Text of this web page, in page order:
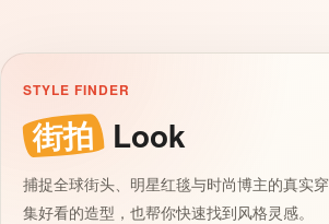
STYLE FINDER
街拍 Look
捕捉全球街头、明星红毯与时尚博主的真实
集好看的造型，也帮你快速找到风格灵感。